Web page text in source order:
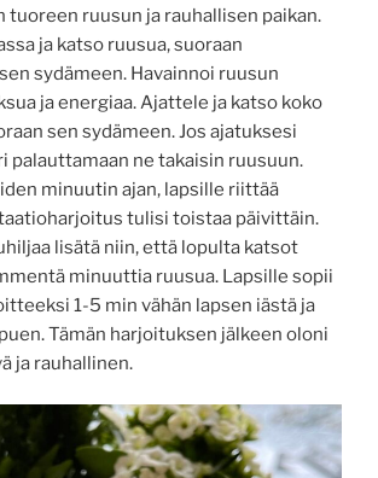
tuoreen ruusun ja rauhallisen paikan.
ja katso ruusua, suoraan
sydämeen. Havainnoi ruusun
ja energiaa. Ajattele ja katso koko
sen sydämeen. Jos ajatuksesi
palauttamaan ne takaisin ruusuun.
minuutin ajan, lapsille riittää
tulisi toistaa päivittäin.
lisätä niin, että lopulta katsot
minuuttia ruusua. Lapsille sopii
1-5 min vähän lapsen iästä ja
Tämän harjoituksen jälkeen oloni
ja rauhallinen.